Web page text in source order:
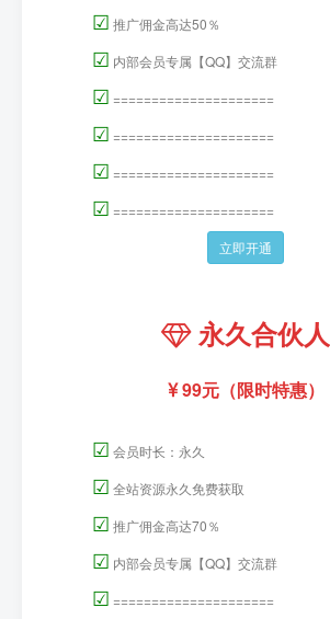
☑ 推广佣金高达50％
☑ 内部会员专属【QQ】交流群
☑ =====================
☑ =====================
☑ =====================
☑ =====================
立即开通
永久合伙人
99元（限时特惠）
☑ 会员时长：永久
☑ 全站资源永久免费获取
☑ 推广佣金高达70％
☑ 内部会员专属【QQ】交流群
☑ =====================